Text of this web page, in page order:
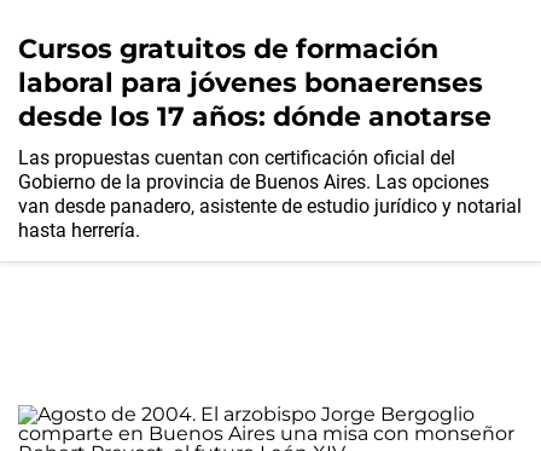
Cursos gratuitos de formación
laboral para jóvenes bonaerenses
desde los 17 años: dónde anotarse
Las propuestas cuentan con certificación oficial del
Gobierno de la provincia de Buenos Aires. Las opciones
van desde panadero, asistente de estudio jurídico y notarial
hasta herrería.